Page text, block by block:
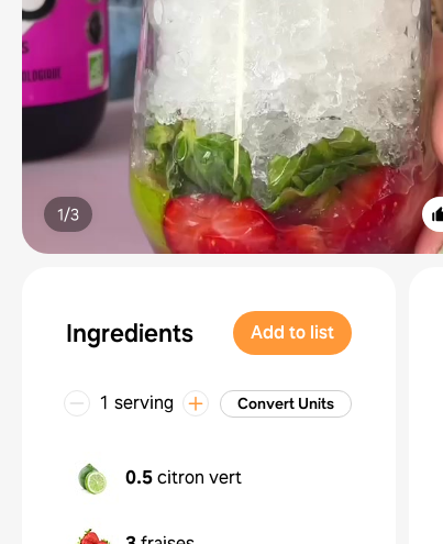
1/3
Ingredients Add to list
1 serving Convert Units
0.5citron vert